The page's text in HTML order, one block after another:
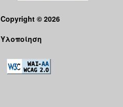
Copyright © 2026
Υλοποίηση